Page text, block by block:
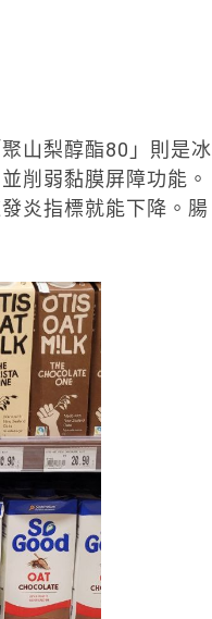
山梨醇酯80」則是冰
削弱黏膜屏障功能。
炎指標就能下降。腸